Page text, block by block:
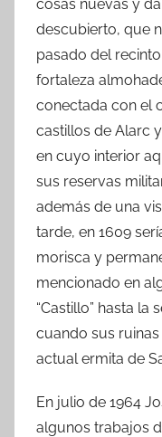
cosas nuevas y
descubierto, que
pasado del
fortaleza
conectada con el
castillos de Alarc
en cuyo interior
sus reservas
además de una
tarde, en 1609
morisca y
mencionado en
“Castillo” hasta la
cuando sus
actual ermita de
En julio de 1964
algunos trabajos